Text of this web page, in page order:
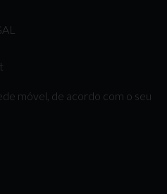
móvel, de acordo com o seu